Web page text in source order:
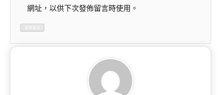
網址，以供下次發佈留言時使用。